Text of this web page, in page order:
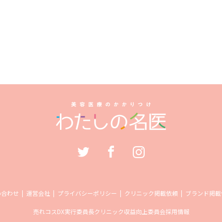
わせ 運営会社 プライバシーポリシー クリニック掲載依頼 ブランド掲
売れコスDX実行委員長クリニック収益向上委員会採用情報